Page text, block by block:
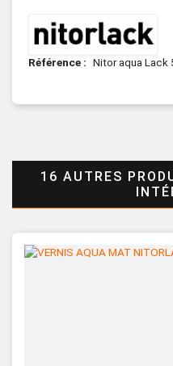
Référence Nitor aqua Lack
16 AUTRES